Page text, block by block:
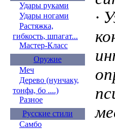
Удары руками
Удары ногами
Растяжка,
гибкость, шпагат...
Мастер-Класс
Оружие
Меч
Дерево (нунчаку,
тонфа, бо ....)
Разное
Русские стили
Самбо
·